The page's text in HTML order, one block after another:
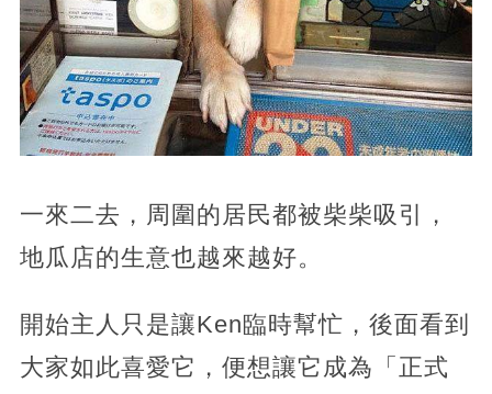
一來二去，周圍的居民都被柴柴吸引，
地瓜店的生意也越來越好。
開始主人只是讓Ken臨時幫忙，後面看到
大家如此喜愛它，便想讓它成為「正式